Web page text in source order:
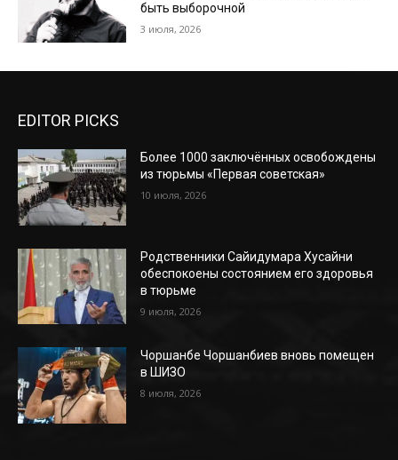
быть выборочной
3 июля, 2026
EDITOR PICKS
Более 1000 заключённых освобождены
из тюрьмы «Первая советская»
10 июля, 2026
Родственники Сайидумара Хусайни
обеспокоены состоянием его здоровья
в тюрьме
9 июля, 2026
Чоршанбе Чоршанбиев вновь помещен
в ШИЗО
8 июля, 2026